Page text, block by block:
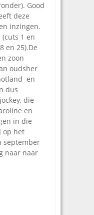
Good
deze
inzingen.
1 en
en 25).De
zoon
oudsher
en
dus
die
en
in die
op het
september
naar naar